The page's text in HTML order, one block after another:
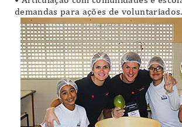
demandas para ações de voluntariados.